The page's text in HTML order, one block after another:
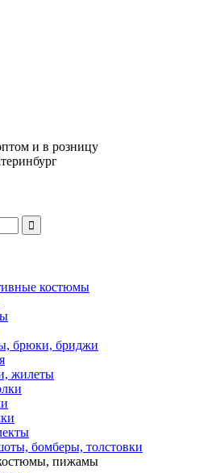
и в розницу

костюмы
брюки, бриджи
жилеты
бомберы, толстовки
пижамы